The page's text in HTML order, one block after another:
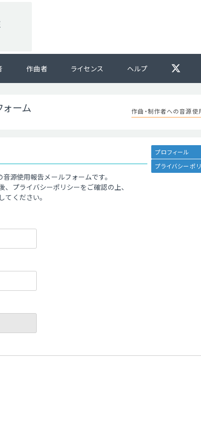
作曲者 ライセンス ヘルプ
ーム 作曲・制作者への音源使
プロフィール
プライバシーポ
音源使用報告メールフォームです。
プライバシーポリシーをご確認の上、
ください。